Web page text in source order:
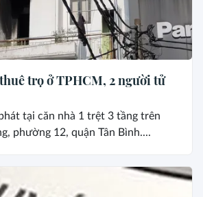
trọ ở TPHCM, 2 người tử
tại căn nhà 1 trệt 3 tầng trên
phường 12, quận Tân Bình....